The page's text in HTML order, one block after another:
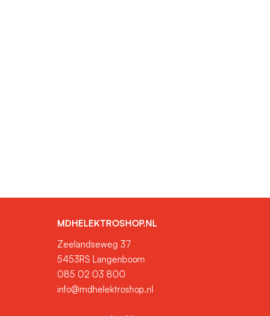
MDHELEKTROSHOP.NL
Zeelandseweg 37
5453RS Langenboom
085 02 03 800
info@mdhelektroshop.nl